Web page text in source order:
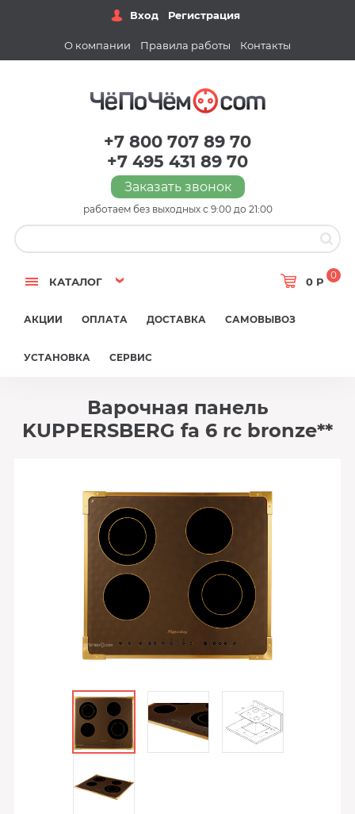
Вход Регистрация
О компании Правила работы Контакты
+7 800 707 89 70
+7 495 431 89 70
Заказать звонок
работаем без выходных с 9:00 до 21:00
КАТАЛОГ 0 Р
0
АКЦИИ ОПЛАТА ДОСТАВКА САМОВЫВОЗ
УСТАНОВКА СЕРВИС
Варочная панель
KUPPERSBERG fa 6 rc bronze**